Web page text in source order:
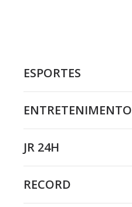
ESPORTES
ENTRETENIMENTO
JR 24H
RECORD